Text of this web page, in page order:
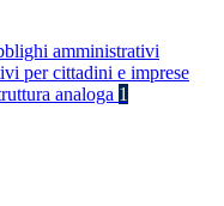
amministrativi
per cittadini e imprese
analoga 1